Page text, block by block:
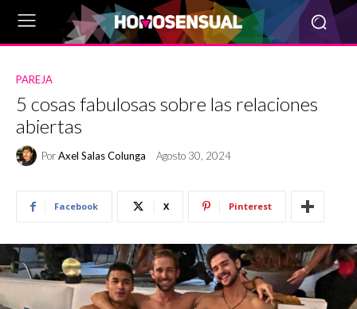
PAREJA
5 cosas fabulosas sobre las relaciones
abiertas
PorAxel Salas Colunga Agosto 30, 2024
Facebook X Pinterest